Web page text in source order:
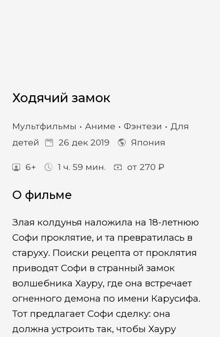
Ходячий замок
Мультфильмы Аниме Фэнтези
Для
детей
26 дек 2019 Япония
6+ 1 ч. 59 мин. от 270 ₽
О фильме
Злая колдунья наложила на 18-летнюю
Софи проклятие, и та превратилась в
старуху. Поиски рецепта от проклятия
приводят Софи в странный замок
волшебника Хауру, где она встречает
огненного демона по имени Карусифа.
Тот предлагает Софи сделку: она
должна устроить так, чтобы Хауру